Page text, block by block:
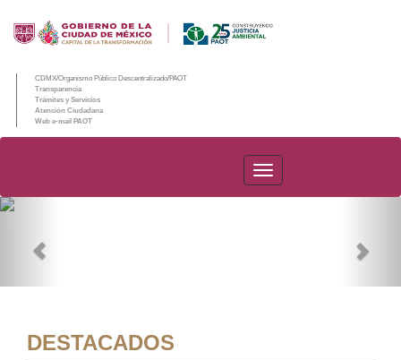
CDMX/Organismo Público Descentralizado/PAOT
Transparencia
Trámites y Servicios
Atención Ciudadana
Web e-mail PAOT
PAOT
DESTACADOS